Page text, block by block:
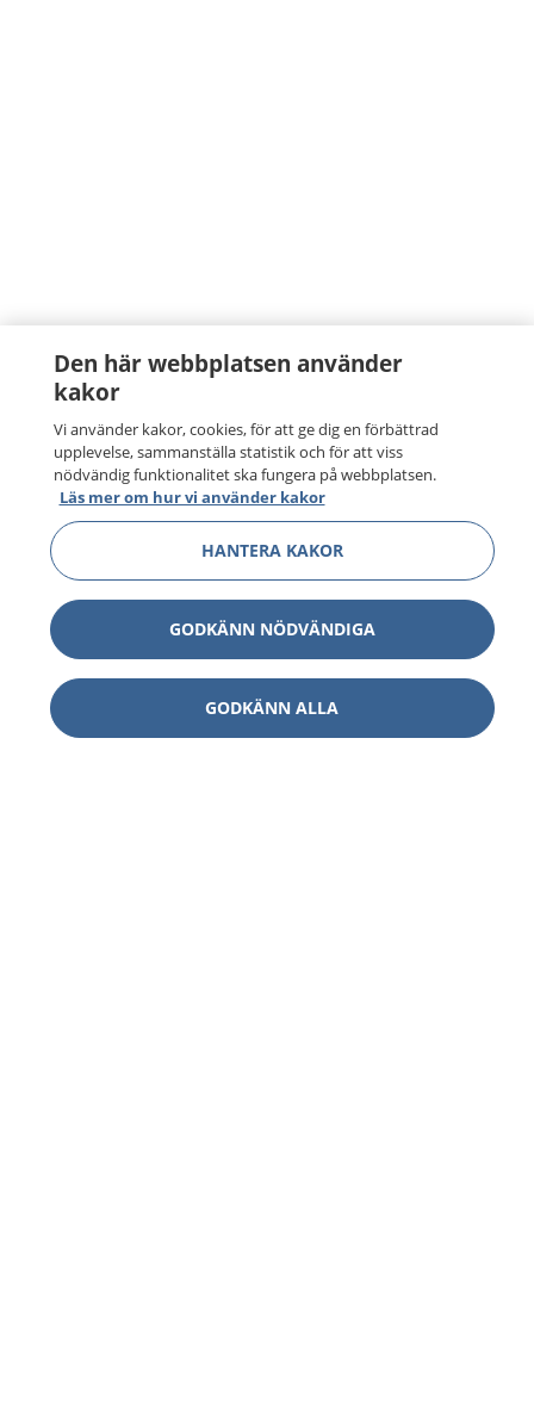
Den här webbplatsen använder
kakor
Vi använder kakor, cookies, för att ge dig en förbättrad
upplevelse, sammanställa statistik och för att viss
nödvändig funktionalitet ska fungera på webbplatsen.
Läs mer om hur vi använder kakor
HANTERA KAKOR
GODKÄNN NÖDVÄNDIGA
GODKÄNN ALLA